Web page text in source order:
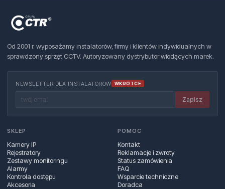
Od 2001 r. wyposażamy instalatorów, firmy i klientów indywidualnych w
sprawdzony sprzęt CCTV. Autoryzowany dystrybutor wiodących marek.
NEWSLETTER DLA INSTALATORÓW WKRÓTCE
Zapisz
SKLEP
Kamery IP
Rejestratory
Zestawy monitoringu
Alarmy
Kontrola dostępu
Akcesoria
POMOC
Kontakt
Reklamacje i zwroty
Status zamówienia
FAQ
Wsparcie techniczne
Doradca